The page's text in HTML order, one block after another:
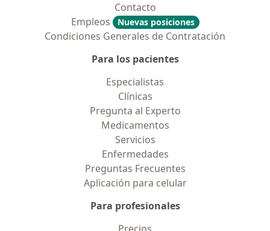
Contacto
Empleos
Nuevas posiciones
Condiciones Generales de Contratación
Para los pacientes
Especialistas
Clínicas
Pregunta al Experto
Medicamentos
Servicios
Enfermedades
Preguntas Frecuentes
Aplicación para celular
Para profesionales